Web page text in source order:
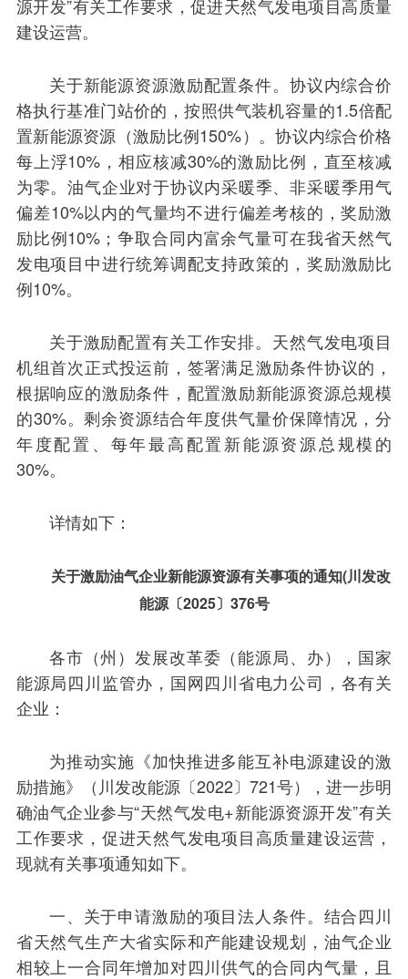
源开发”有关工作要求，促进天然气发电项目高质量
建设运营。
关于新能源资源激励配置条件。协议内综合价
格执行基准门站价的，按照供气装机容量的1.5倍配
置新能源资源（激励比例150%）。协议内综合价格
每上浮10%，相应核减30%的激励比例，直至核减
为零。油气企业对于协议内采暖季、非采暖季用气
偏差10%以内的气量均不进行偏差考核的，奖励激
励比例10%；争取合同内富余气量可在我省天然气
发电项目中进行统筹调配支持政策的，奖励激励比
例10%。
关于激励配置有关工作安排。天然气发电项目
机组首次正式投运前，签署满足激励条件协议的，
根据响应的激励条件，配置激励新能源资源总规模
的30%。剩余资源结合年度供气量价保障情况，分
年度配置、每年最高配置新能源资源总规模的
30%。
详情如下：
关于激励油气企业新能源资源有关事项的通知(川发改
能源〔2025〕376号
各市（州）发展改革委（能源局、办），国家
能源局四川监管办，国网四川省电力公司，各有关
企业：
为推动实施《加快推进多能互补电源建设的激
励措施》（川发改能源〔2022〕721号），进一步明
确油气企业参与“天然气发电+新能源资源开发”有关
工作要求，促进天然气发电项目高质量建设运营，
现就有关事项通知如下。
一、关于申请激励的项目法人条件。结合四川
省天然气生产大省实际和产能建设规划，油气企业
相较上一合同年增加对四川供气的合同内气量，且